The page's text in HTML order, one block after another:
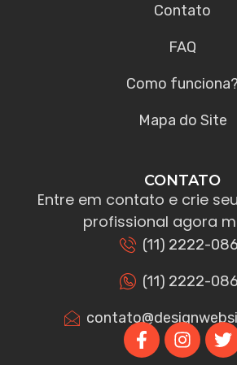
Contato
FAQ
Como funciona?
Mapa do Site
CONTATO
Entre em contato e crie
profissional agora
(11) 2222-
(11) 2222-